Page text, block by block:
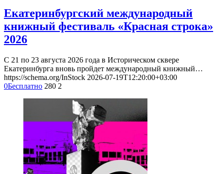
Екатеринбургский международный
книжный фестиваль «Красная строка»
2026
С 21 по 23 августа 2026 года в Историческом сквере
Екатеринбурга вновь пройдет международный книжный…
https://schema.org/InStock 2026-07-19T12:20:00+03:00
0Бесплатно 280 2